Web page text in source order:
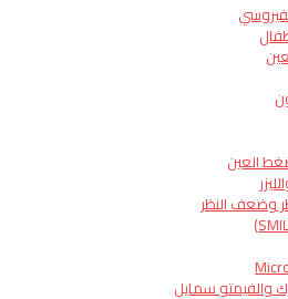
العين
وضعف النظر
والفيمتو سمايل